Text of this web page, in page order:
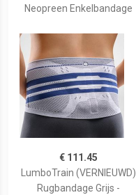
Neopreen Enkelbandage
€ 111.45
LumboTrain (VERNIEUWD)
Rugbandage Grijs -